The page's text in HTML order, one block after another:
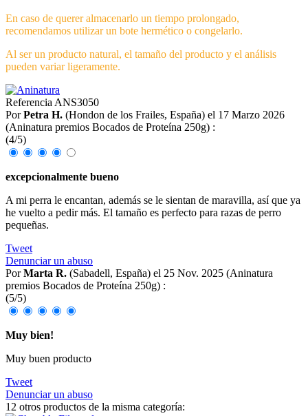
En caso de querer almacenarlo un tiempo prolongado,
recomendamos utilizar un bote hermético o congelarlo.
Al ser un producto natural, el tamaño del producto y el análisis
pueden variar ligeramente.
Referencia ANS3050
PorPetra H. (Hondon de los Frailes, España) el 17 Marzo 2026
(Aninatura premios Bocados de Proteína 250g) :
(4/5)
excepcionalmente bueno
A mi perra le encantan, además se le sientan de maravilla, así que ya
he vuelto a pedir más. El tamaño es perfecto para razas de perro
pequeñas.
Tweet
Denunciar un abuso
PorMarta R. (Sabadell, España) el 25 Nov. 2025 (Aninatura
premios Bocados de Proteína 250g) :
(5/5)
Muy bien!
Muy buen producto
Tweet
Denunciar un abuso
12 otros productos de la misma categoría: